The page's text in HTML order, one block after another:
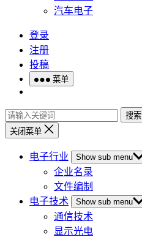
汽车电子
登录
注册
投稿
菜单
搜索
关闭菜单
电子行业 Show sub menu
企业名录
文件编制
电子技术
Show sub menu
通信技术
显示光电